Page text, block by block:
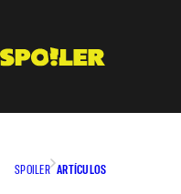
contenido
SPOILER ARTÍCULOS